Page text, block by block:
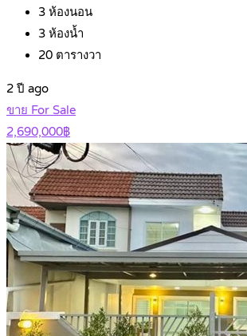
3 ห้องนอน
3 ห้องน้ำ
20 ตารางวา
2 ปี ago
ขาย For Sale
2,690,000฿